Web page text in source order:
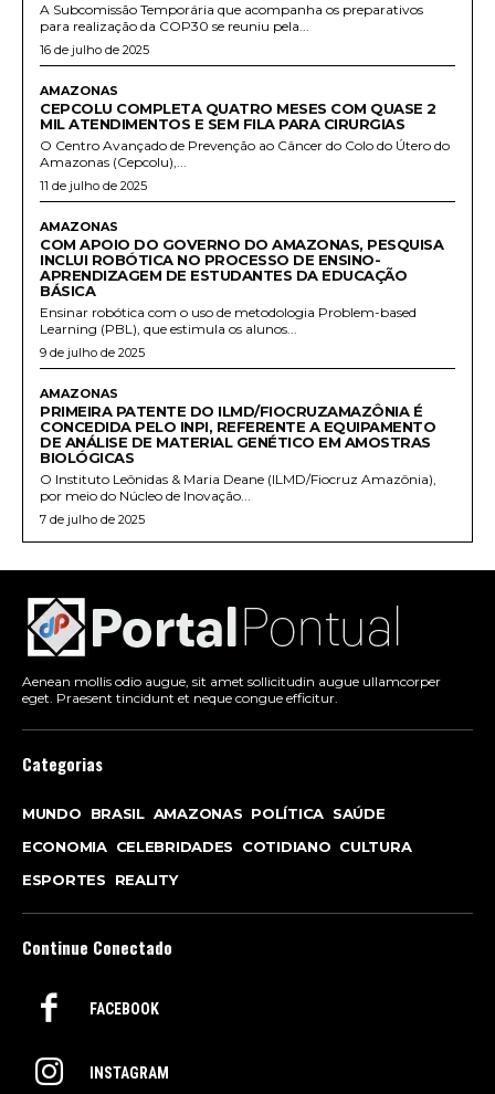
A Subcomissão Temporária que acompanha os preparativos
para realização da COP30 se reuniu pela...
16 de julho de 2025
AMAZONAS
CEPCOLU COMPLETA QUATRO MESES COM QUASE 2
MIL ATENDIMENTOS E SEM FILA PARA CIRURGIAS
O Centro Avançado de Prevenção ao Câncer do Colo do Útero do
Amazonas (Cepcolu),...
11 de julho de 2025
AMAZONAS
COM APOIO DO GOVERNO DO AMAZONAS, PESQUISA
INCLUI ROBÓTICA NO PROCESSO DE ENSINO-
APRENDIZAGEM DE ESTUDANTES DA EDUCAÇÃO
BÁSICA
Ensinar robótica com o uso de metodologia Problem-based
Learning (PBL), que estimula os alunos...
9 de julho de 2025
AMAZONAS
PRIMEIRA PATENTE DO ILMD/FIOCRUZAMAZÔNIA É
CONCEDIDA PELO INPI, REFERENTE A EQUIPAMENTO
DE ANÁLISE DE MATERIAL GENÉTICO EM AMOSTRAS
BIOLÓGICAS
O Instituto Leônidas & Maria Deane (ILMD/Fiocruz Amazônia),
por meio do Núcleo de Inovação...
7 de julho de 2025
Aenean mollis odio augue, sit amet sollicitudin augue ullamcorper
eget. Praesent tincidunt et neque congue efficitur.
Categorias
MUNDO BRASIL AMAZONAS POLÍTICA SAÚDE
ECONOMIA CELEBRIDADES COTIDIANO CULTURA
ESPORTES
REALITY
Continue Conectado
FACEBOOK
INSTAGRAM